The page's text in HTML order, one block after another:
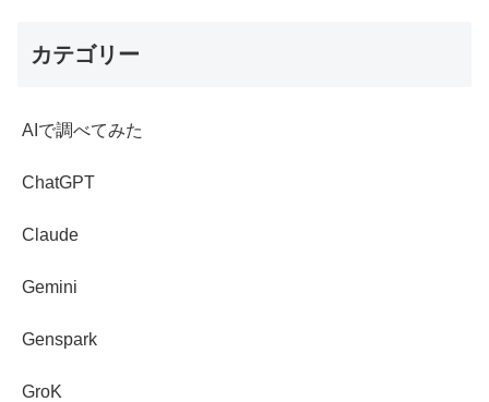
カテゴリー
AIで調べてみた
ChatGPT
Claude
Gemini
Genspark
GroK